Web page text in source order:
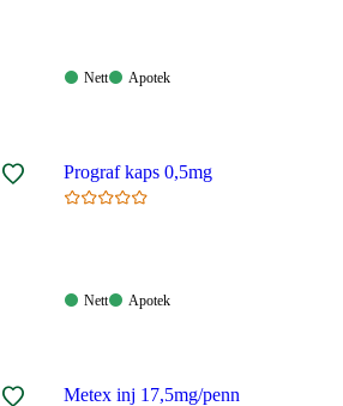
Nett:
Nett
Apotek:
Apotek
Prograf kaps 0,5mg
Nett:
Nett
Apotek:
Apotek
Metex inj 17,5mg/penn